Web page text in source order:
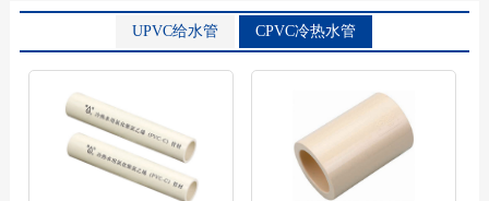
UPVC给水管 CPVC冷热水管